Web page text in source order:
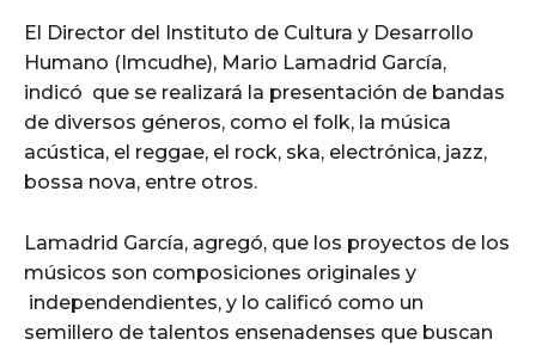
El Director del Instituto de Cultura y Desarrollo
Humano (Imcudhe), Mario Lamadrid García,
indicó que se realizará la presentación de bandas
de diversos géneros, como el folk, la música
acústica, el reggae, el rock, ska, electrónica, jazz,
bossa nova, entre otros.
Lamadrid García, agregó, que los proyectos de los
músicos son composiciones originales y
independendientes, y lo calificó como un
semillero de talentos ensenadenses que buscan